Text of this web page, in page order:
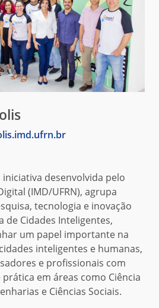
desenvolvida pelo
(IMD/UFRN), agrupa
tecnologia e inovação
de Cidades Inteligentes,
um papel importante na
inteligentes e humanas,
e profissionais com
em áreas como Ciência
e Ciências Sociais.